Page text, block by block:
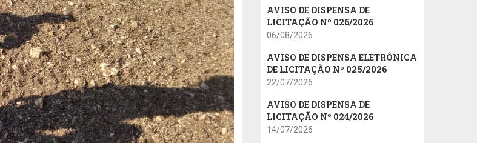
AVISO DE DISPENSA DE
LICITAÇÃO Nº 026/2026
06/08/2026
AVISO DE DISPENSA ELETRÔNICA
DE LICITAÇÃO Nº 025/2026
22/07/2026
AVISO DE DISPENSA DE
LICITAÇÃO Nº 024/2026
14/07/2026